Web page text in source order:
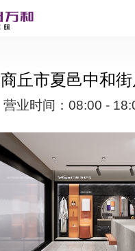
商丘市夏邑中和
营业时间：08:00 -